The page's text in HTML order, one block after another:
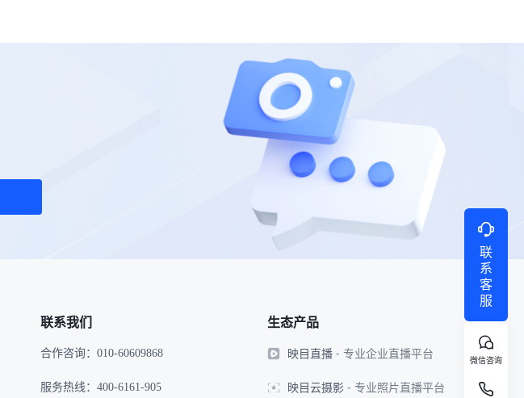
联系我们
合作咨询：010-60609868
服务热线：400-6161-905
生态产品
映目直播 - 专业企业直播平台
映目云摄影 - 专业照片直播平台
联
系
客
服
微信咨询